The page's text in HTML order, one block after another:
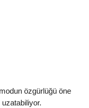
özgürlüğü öne
uzatabiliyor.